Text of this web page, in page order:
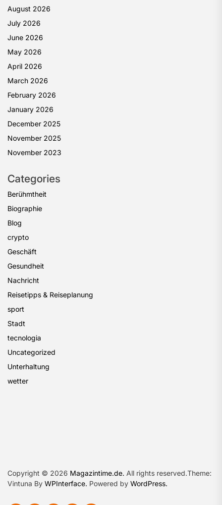
August 2026
July 2026
June 2026
May 2026
April 2026
March 2026
February 2026
January 2026
December 2025
November 2025
November 2023
Categories
Berühmtheit
Biographie
Blog
crypto
Geschäft
Gesundheit
Nachricht
Reisetipps & Reiseplanung
sport
Stadt
tecnologia
Uncategorized
Unterhaltung
wetter
Copyright © 2026 Magazintime.de. All rights reserved.Theme:
Vintuna By WPInterface. Powered by WordPress.